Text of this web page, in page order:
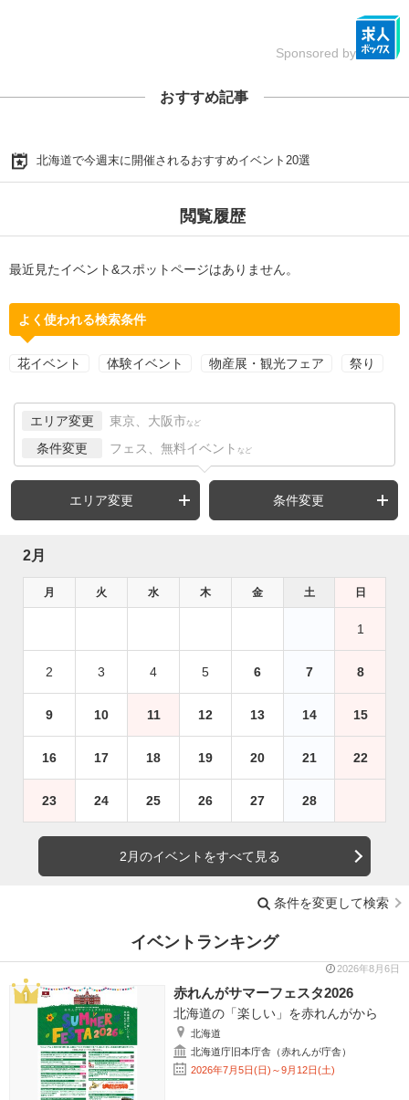
Sponsored by
おすすめ記事
北海道で今週末に開催されるおすすめイベント20選
閲覧履歴
最近見たイベント&スポットページはありません。
よく使われる検索条件
花イベント 体験イベント 物産展・観光フェア 祭り
エリア変更 東京、大阪市 など
条件変更 フェス、無料イベント など
エリア変更 条件変更
2月
月 火 水 木 金 土 日
1
2 3 4 5 6 7 8
9 10 11 12 13 14 15
16 17 18 19 20 21 22
23 24 25 26 27 28
2月のイベントをすべて見る
条件を変更して検索
イベントランキング
2026年8月6日
赤れんがサマーフェスタ2026
北海道の「楽しい」を赤れんがから
北海道
北海道庁旧本庁舎（赤れんが庁舎）
2026年7月5日(日)～9月12日(土)